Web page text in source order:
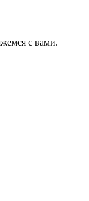
с вами.